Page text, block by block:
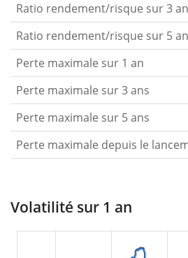
Ratio rendement/risque sur 3
Ratio rendement/risque sur 5
Perte maximale sur 1 an
Perte maximale sur 3 ans
Perte maximale sur 5 ans
Perte maximale depuis le
Volatilité sur 1 an